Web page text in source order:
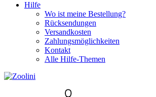
Hilfe
Wo ist meine Bestellung?
Rücksendungen
Versandkosten
Zahlungsmöglichkeiten
Kontakt
Alle Hilfe-Themen